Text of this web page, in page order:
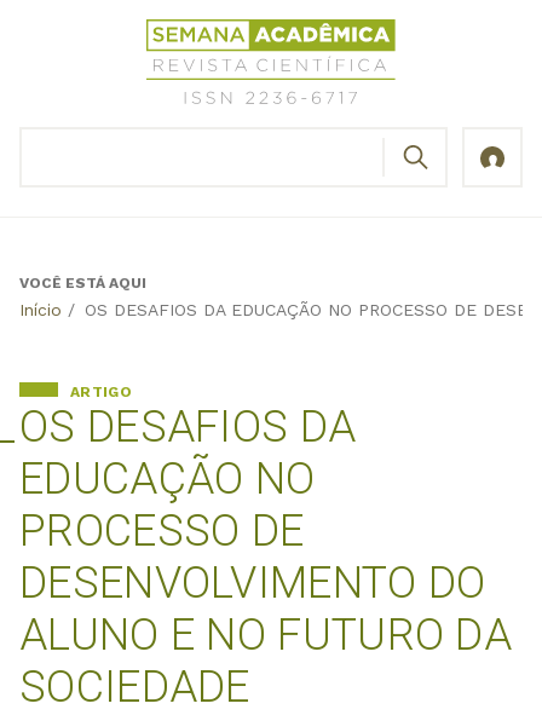
Revista
Científica
Semana
Back
VOCÊ ESTÁ AQUI
Início / OS DESAFIOS DA EDUCAÇÃO NO PROCESSO DE
OS DESAFIOS DA
EDUCAÇÃO NO
PROCESSO DE
DESENVOLVIMENTO DO
ALUNO E NO FUTURO DA
SOCIEDADE
ARTIGO